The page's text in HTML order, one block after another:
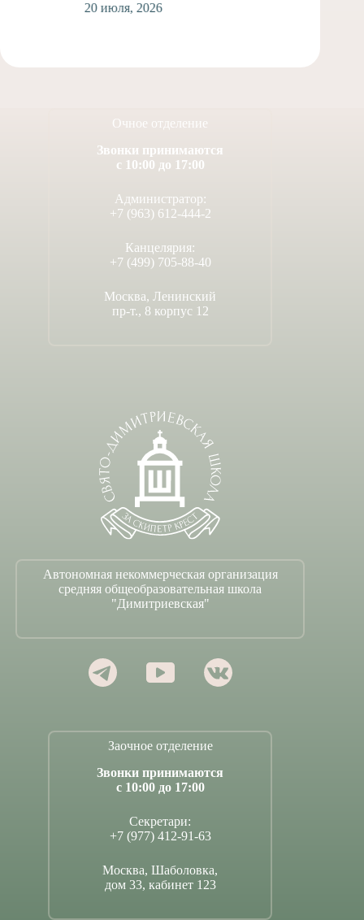
20 июля, 2026
Очное отделение
Звонки принимаются
с 10:00 до 17:00
Администратор:
+7 (963) 612-444-2
Канцелярия:
+7 (499) 705-88-40
Москва, Ленинский
пр-т., 8 корпус 12
Автономная некоммерческая организация
средняя общеобразовательная школа
"Димитриевская"
Заочное отделение
Звонки принимаются
с 10:00 до 17:00
Секретари:
+7 (977) 412-91-63
Москва, Шаболовка,
дом 33, кабинет 123